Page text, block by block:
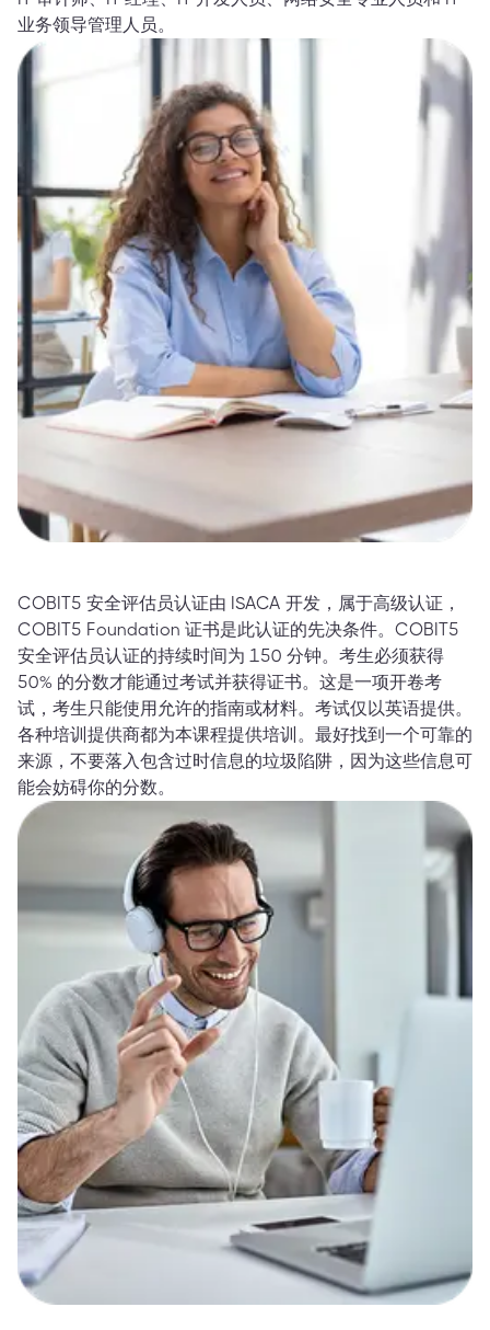
业务领导管理人员。
COBIT5 安全评估员认证由 ISACA 开发，属于高级认证，
COBIT5 Foundation 证书是此认证的先决条件。COBIT5
安全评估员认证的持续时间为 150 分钟。考生必须获得
50% 的分数才能通过考试并获得证书。这是一项开卷考
试，考生只能使用允许的指南或材料。考试仅以英语提供。
各种培训提供商都为本课程提供培训。最好找到一个可靠的
来源，不要落入包含过时信息的垃圾陷阱，因为这些信息可
能会妨碍你的分数。